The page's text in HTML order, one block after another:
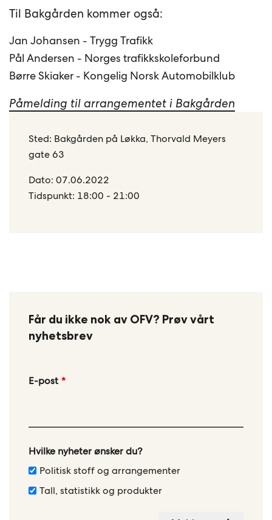
Til Bakgården kommer også:
Jan Johansen - Trygg Trafikk
Pål Andersen - Norges trafikkskoleforbund
Børre Skiaker - Kongelig Norsk Automobilklub
Påmelding til arrangementet i Bakgården
Sted: Bakgården på Løkka, Thorvald Meyers
gate 63
Dato: 07.06.2022
Tidspunkt: 18:00 - 21:00
Får du ikke nok av OFV? Prøv vårt
nyhetsbrev
Leave
blank
E-post
Hvilke nyheter ønsker du?
Politisk stoff og arrangementer
Tall, statistikk og produkter